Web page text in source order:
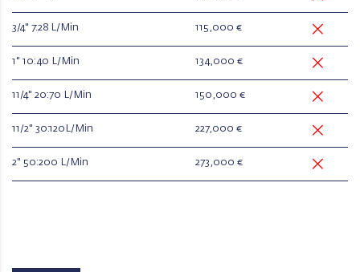
3/4" 7:28 L/Min 115,000 €
1" 10:40 L/Min 134,000 €
11/4" 20:70 L/Min 150,000 €
11/2" 30:120L/Min 227,000 €
2" 50:200 L/Min 273,000 €